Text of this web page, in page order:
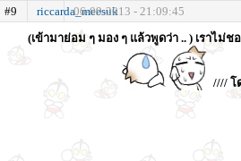
#9 riccarda_meesuk
06-09-2013 - 21:09:45
(เข้ามาย่อม ๆ มอง ๆ แล้วพูดว่า .. ) เราไม่
//// โ